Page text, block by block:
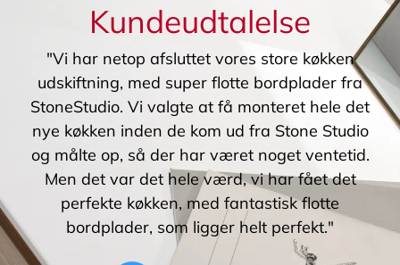
Kundeudtalelse
"Vi har netop afsluttet vores store køkken
udskiftning, med super flotte bordplader fra
StoneStudio. Vi valgte at få monteret hele det
nye køkken inden de kom ud fra Stone Studio
og målte op, så der har været noget ventetid.
Men det var det hele værd, vi har fået det
perfekte køkken, med fantastisk flotte
bordplader, som ligger helt perfekt."